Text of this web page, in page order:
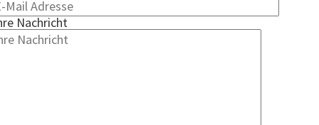
Nachricht